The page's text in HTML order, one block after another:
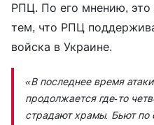
РПЦ. По его мнению,
тем, что РПЦ
войска в Украине.
«В последнее время
продолжается где-то
страдают храмы. Бьют по